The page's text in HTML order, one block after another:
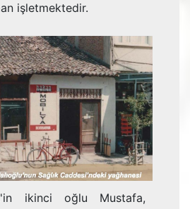
işletmektedir.
ikinci oğlu Mustafa,